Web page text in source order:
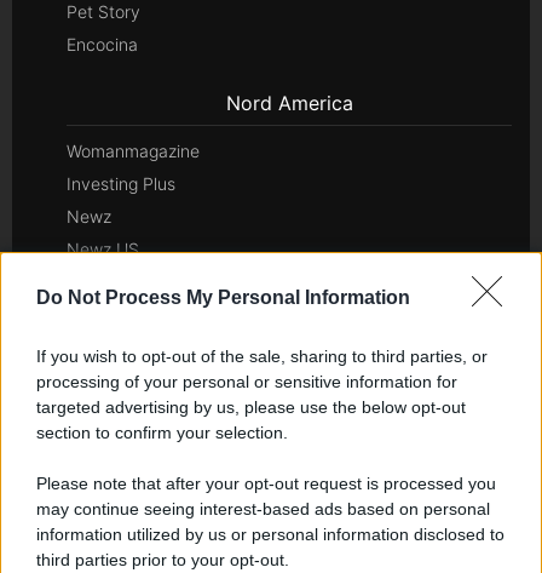
Do Not Process My Personal Information
If you wish to opt-out of the sale, sharing to third parties, or
processing of your personal or sensitive information for
targeted advertising by us, please use the below opt-out
section to confirm your selection.
Please note that after your opt-out request is processed you
may continue seeing interest-based ads based on personal
information utilized by us or personal information disclosed to
third parties prior to your opt-out.
Pet Story
Encocina
Nord America
Womanmagazine
Investing Plus
Newz
Newz US
Newz Florida
Newz New York
Newz Pennsylvania
Newz Illinois
Newz Ohio
Gameland
Hig Tech Mag